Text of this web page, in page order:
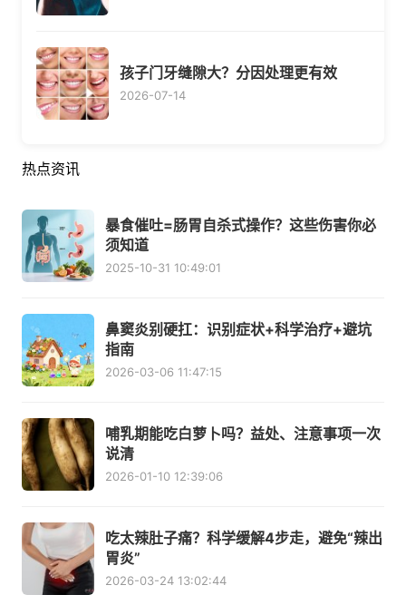
孩子门牙缝隙大？分因处理更有效
2026-07-14
热点资讯
暴食催吐=肠胃自杀式操作？这些伤害你必
须知道
2025-10-31 10:49:01
鼻窦炎别硬扛：识别症状+科学治疗+避坑
指南
2026-03-06 11:47:15
哺乳期能吃白萝卜吗？益处、注意事项一次
说清
2026-01-10 12:39:06
吃太辣肚子痛？科学缓解4步走，避免“辣出
胃炎”
2026-03-24 13:02:44